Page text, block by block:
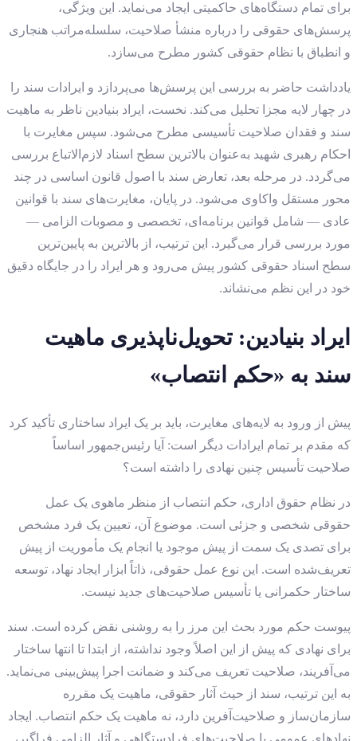
برای تمام دستگاه‌های حاکمیتی ایجاد می‌نماید. این ویژگی،
پرسش‌های حقوقی را درباره منشأ صلاحیت، سلسله‌مراتب هنجاری
و انطباق با نظام حقوقی کشور مطرح می‌سازد.
یادداشت حاضر به بررسی این پرسش‌ها می‌پردازد و ایرادات سند را
در چهار لایه مجزا تحلیل می‌کند. نخست، ایراد بنیادین ناظر به ماهیت
سند و فقدان صلاحیت تأسیسی مطرح می‌شود. سپس مغایرت با
احکام رهبری شهید به‌عنوان بالاترین سطح اسناد لازم‌الاتباع بررسی
می‌گردد. در مرحله بعد، تعارض سند با اصول قانون اساسی در چند
محور مستقل واکاوی می‌شود. در پایان، مغایرت‌های سند با قوانین
عادی — شامل قوانین برنامه‌ای، تخصصی و مصوبات الزامی —
مورد بررسی قرار می‌گیرد. این ترتیب، از بالاترین به پایین‌ترین
سطح اسناد حقوقی کشور پیش می‌رود و هر ایراد را در جایگاه دقیق
خود در این نظم می‌نشاند.
ایراد بنیادین: تحویل‌ناپذیری ماهیت
سند به «حکم انتصاب»
پیش از ورود به لایه‌های مغایرت، باید بر یک ایراد ساختاری تأکید کرد
که مقدم بر تمام ایرادات دیگر است: آیا رئیس‌جمهور اساساً
صلاحیت تأسیس چنین نهادی را داشته است؟
در نظام حقوق اداری، حکم انتصاب از منظر ماهوی یک عمل
حقوقی شخصی و جزئی است. موضوع آن، تعیین یک فرد مشخص
برای تصدی یک سمت از پیش موجود یا انجام یک مأموریت از پیش
تعریف‌شده است. این نوع عمل حقوقی، ذاتاً ابزار ایجاد نهاد، توسعه
ساختار حکمرانی یا تأسیس صلاحیت‌های جدید نیست.
پیوست حکم مورد بحث این مرز را به روشنی نقض کرده است. سند
برای نهادی که پیش از این اصلاً وجود نداشته، از ابتدا تا انتها ساختار
می‌آفریند، صلاحیت تعریف می‌کند و ضمانت اجرا پیش‌بینی می‌نماید.
به این ترتیب، سند از حیث آثار حقوقی، ماهیت یک مقرره
سازمان‌ساز و صلاحیت‌آفرین دارد، نه ماهیت یک حکم انتصاب. ایجاد
نهادهای عمومی با صلاحیت‌های فرادستگاهی و آثار الزامی فراگیر،